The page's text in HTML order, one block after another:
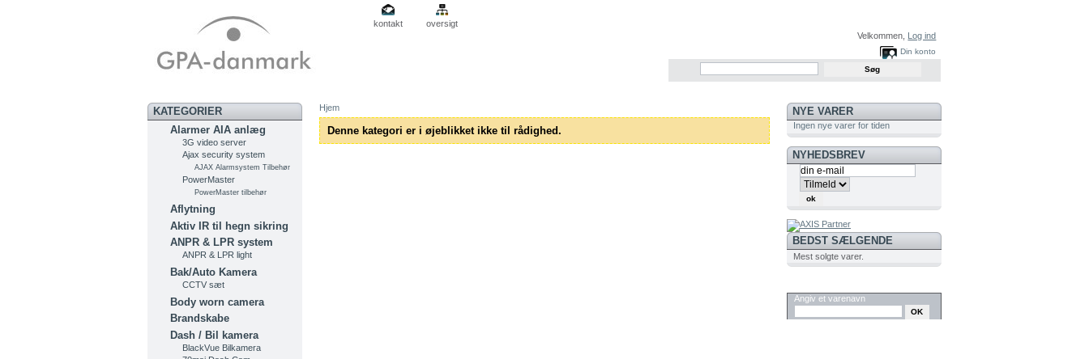
kontakt
oversigt
Velkommen,
Log ind
Din konto
KATEGORIER
Alarmer AIA anlæg
3G video server
Ajax security system
AJAX Alarmsystem Tilbehør
PowerMaster
PowerMaster tilbehør
Aflytning
Aktiv IR til hegn sikring
ANPR & LPR system
ANPR & LPR light
Bak/Auto Kamera
CCTV sæt
Body worn camera
Brandskabe
Dash / Bil kamera
BlackVue Bilkamera
Hjem
Denne kategori er i øjeblikket ikke til rådighed.
NYE VARER
Ingen nye varer for tiden
NYHEDSBREV
BEDST SÆLGENDE
Mest solgte varer.
Angiv et varenavn